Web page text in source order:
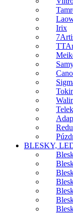
Irix
BLESKY,